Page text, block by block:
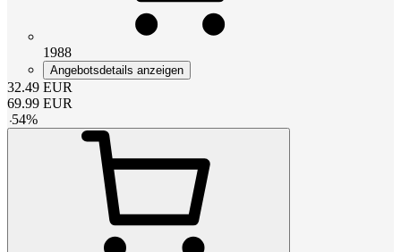
1988
Angebotsdetails anzeigen
32.49 EUR
69.99 EUR
-54%